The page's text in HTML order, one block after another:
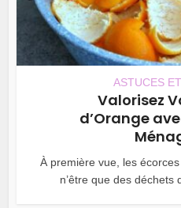
ASTUCES
Valorisez
d’Orange
À première vue, les
n’être que des déchets